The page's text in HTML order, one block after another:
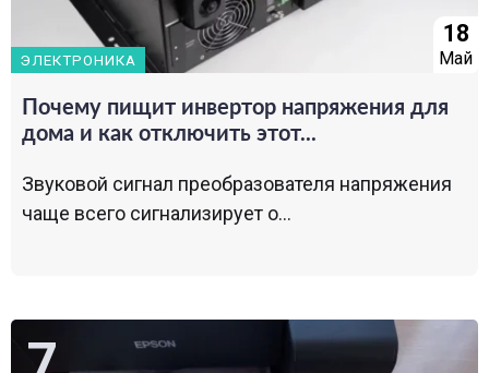
ЭЛЕКТРОНИКА
18
Май
Почему пищит инвертор напряжения для
дома и как отключить этот...
Звуковой сигнал преобразователя напряжения
чаще всего сигнализирует о...